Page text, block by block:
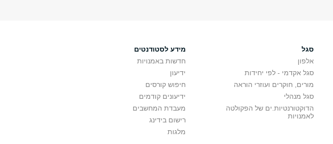
סגל
אלפון
סגל אקדמי - לפי יחידות
מורים, חוקרים ועוזרי הוראה
סגל מנהלי
הדוקטורנטיות.ים של הפקולטה
לאמנויות
מידע לסטודנטים
חדשות באמנויות
ידיעון
חיפוש קורסים
ידיעונים קודמים
מעבדת המחשבים
רישום בידינג
מלגות